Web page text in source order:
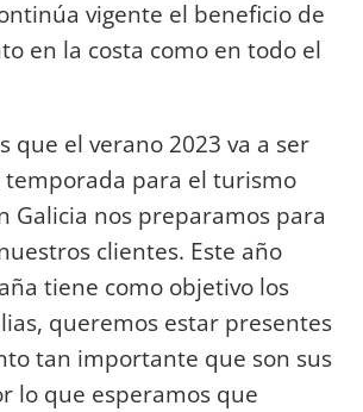
vigente el beneficio de
en la costa como en todo el
que el verano 2023 va a ser
temporada para el turismo
Galicia nos preparamos para
clientes. Este año
tiene como objetivo los
queremos estar presentes
tan importante que son sus
lo que esperamos que